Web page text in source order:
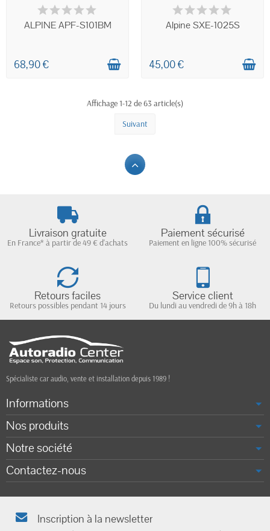
EN STOCK
ALPINE APF-S101BM
68,90 €
EN STOCK
Alpine SXE-1025S
45,00 €
Affichage 1-12 de 63 article(s)
Suivant
Livraison gratuite
En France* à partir de 49 € d'achats
Paiement sécurisé
Paiement en ligne 100% sécurisé
Retours faciles
Retours possibles pendant 14 jours
Service client
Du lundi au vendredi de 9h à 18h
Spécialiste car audio, vente et installation depuis 1989 !
Informations
Nos produits
Notre société
Contactez-nous
Inscription à la newsletter